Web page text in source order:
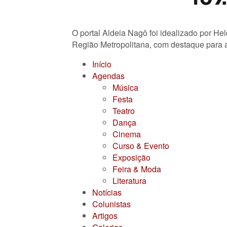
O portal Aldeia Nagô foi idealizado por
Região Metropolitana, com destaque para
Início
Agendas
Música
Festa
Teatro
Dança
Cinema
Curso & Evento
Exposição
Feira & Moda
Literatura
Notícias
Colunistas
Artigos